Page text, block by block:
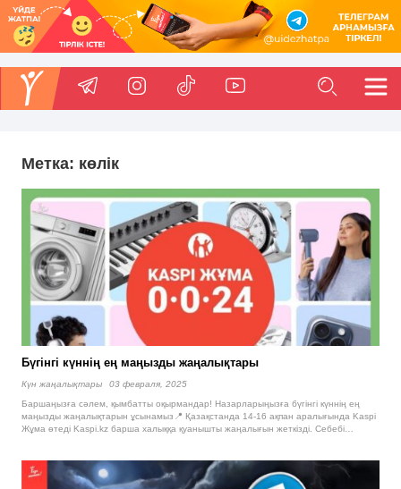
Метка: көлік
Бүгінгі күннің ең маңызды жаңалықтары
Күн жаңалықтары
03 февраля, 2025
Баршаңызға сәлем, қымбатты оқырмандар! Назарларыңызға бүгінгі күннің ең
маңызды жаңалықтарын ұсынамыз📍 Қазақстанда 14-16 ақпан аралығында Kaspi
Жұма өтеді Kaspi.kz барша халыққа қуанышты жаңалығын жеткізді. Себебі…